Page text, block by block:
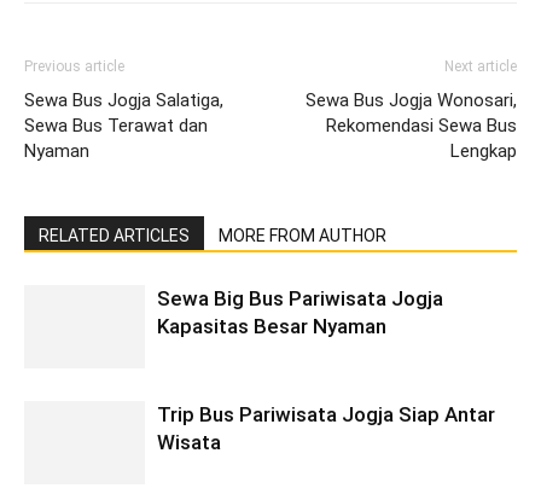
Previous article
Sewa Bus Jogja Salatiga,
Sewa Bus Terawat dan
Nyaman
Next article
Sewa Bus Jogja Wonosari,
Rekomendasi Sewa Bus
Lengkap
RELATED ARTICLES MORE FROM AUTHOR
Sewa Big Bus Pariwisata Jogja
Kapasitas Besar Nyaman
Trip Bus Pariwisata Jogja Siap Antar
Wisata